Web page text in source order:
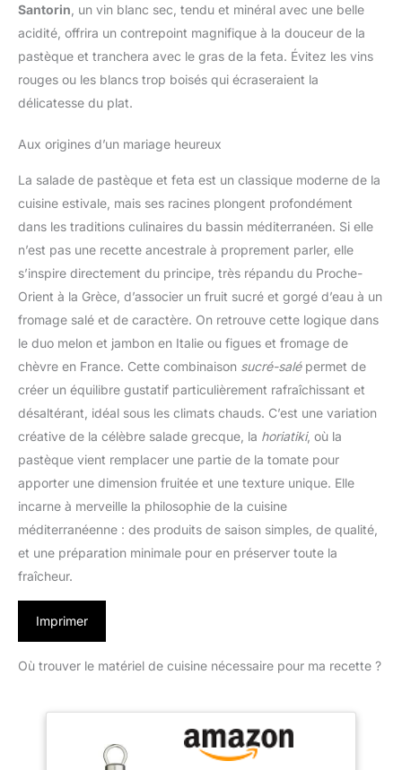
Santorin , un vin blanc sec, tendu et minéral avec une belle
acidité, offrira un contrepoint magnifique à la douceur de la
pastèque et tranchera avec le gras de la feta. Évitez les vins
rouges ou les blancs trop boisés qui écraseraient la
délicatesse du plat.
Aux origines d’un mariage heureux
La salade de pastèque et feta est un classique moderne de la
cuisine estivale, mais ses racines plongent profondément
dans les traditions culinaires du bassin méditerranéen. Si elle
n’est pas une recette ancestrale à proprement parler, elle
s’inspire directement du principe, très répandu du Proche-
Orient à la Grèce, d’associer un fruit sucré et gorgé d’eau à un
fromage salé et de caractère. On retrouve cette logique dans
le duo melon et jambon en Italie ou figues et fromage de
chèvre en France. Cette combinaison sucré-salépermet de
créer un équilibre gustatif particulièrement rafraîchissant et
désaltérant, idéal sous les climats chauds. C’est une variation
créative de la célèbre salade grecque, la horiatiki, où la
pastèque vient remplacer une partie de la tomate pour
apporter une dimension fruitée et une texture unique. Elle
incarne à merveille la philosophie de la cuisine
méditerranéenne : des produits de saison simples, de qualité,
et une préparation minimale pour en préserver toute la
fraîcheur.
Imprimer
Où trouver le matériel de cuisine nécessaire pour ma recette ?